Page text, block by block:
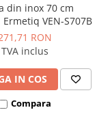
din inox 70 cm
Ermetiq VEN-S707B
RON
TVA inclus
IN COS
Compara